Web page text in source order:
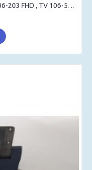
BEKO F 106-203 FHD , ARÇELİK TV 106-203 FHD , TV 106-525 , STAND , SEHPA AYAK , MASA AYAK